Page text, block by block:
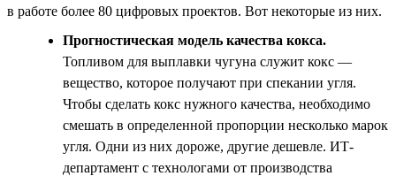
в работе более 80 цифровых проектов. Вот некоторые из них.
Прогностическая модель качества кокса.
Топливом для выплавки чугуна служит кокс —
вещество, которое получают при спекании угля.
Чтобы сделать кокс нужного качества, необходимо
смешать в определенной пропорции несколько марок
угля. Одни из них дороже, другие дешевле. ИТ-
департамент с технологами от производства